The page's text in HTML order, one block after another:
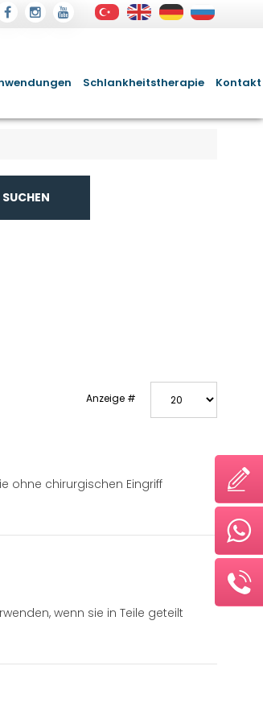
Schlankheitstherapie Kontakt
SUCHEN
Anzeige #
ohne chirurgischen Eingriff
wenn sie in Teile geteilt